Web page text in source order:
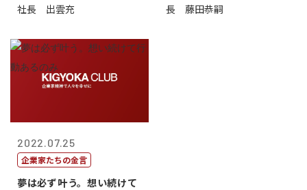
社長 出雲充
長 藤田恭嗣
2022.07.25
企業家たちの金言
夢は必ず叶う。想い続けて